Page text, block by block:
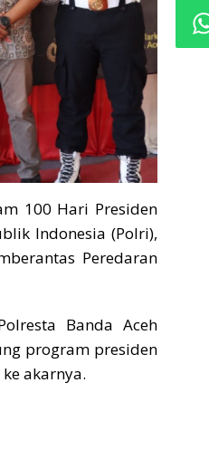
100 Hari Presiden
Indonesia (Polri),
Peredaran
Banda Aceh
program presiden
akarnya.